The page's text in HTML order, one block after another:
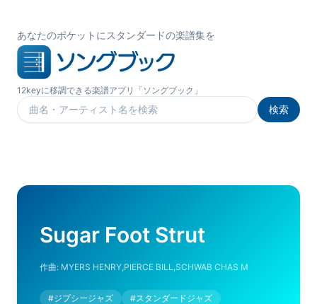
あなたのポケットにスタンダードの楽譜集を
12keyに移調できる楽譜アプリ「ソングブック」
楽曲を検索
検索
Sugar Foot Strut
作曲: MYERS HENRY,PIERCE BILL,SCHWAB CHAS M
#ジプシージャズ #スタンダードジャズ